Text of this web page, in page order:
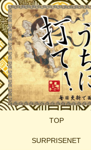
TOP
SURPRISENET